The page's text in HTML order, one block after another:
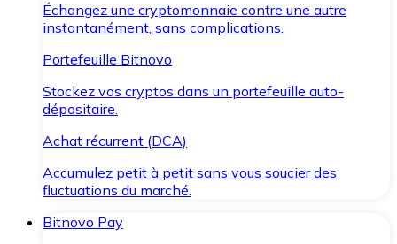
Échangez une cryptomonnaie contre une autre
instantanément, sans complications.
Portefeuille Bitnovo
Stockez vos cryptos dans un portefeuille auto-
dépositaire.
Achat récurrent (DCA)
Accumulez petit à petit sans vous soucier des
fluctuations du marché.
Bitnovo Pay